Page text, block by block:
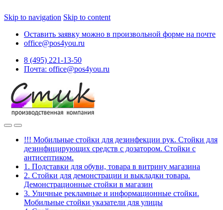
Skip to navigation Skip to content
Оставить заявку можно в произвольной форме на почте
office@pos4you.ru
8 (495) 221-13-50
Почта: office@pos4you.ru
!!! Мобильные стойки для дезинфекции рук. Стойки для
дезинфицирующих средств с дозатором. Стойки с
антисептиком.
1. Подставки для обуви, товара в витрину магазина
2. Стойки для демонстрации и выкладки товара.
Демонстрационные стойки в магазин
3. Уличные рекламные и информационные стойки.
Мобильные стойки указатели для улицы